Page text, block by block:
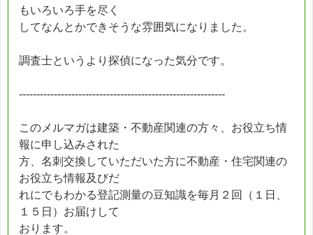
もいろいろ手を尽く
してなんとかできそうな雰囲気になりました。
調査士というより探偵になった気分です。
-----------------------------------------------------------
このメルマガは建築・不動産関連の方々、お役立ち情
報に申し込みされた
方、名刺交換していただいた方に不動産・住宅関連の
お役立ち情報及びだ
れにでもわかる登記測量の豆知識を毎月２回（１日、
１５日）お届けして
おります。